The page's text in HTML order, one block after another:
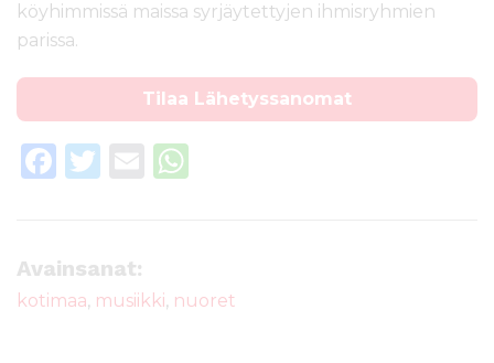
köyhimmissä maissa syrjäytettyjen ihmisryhmien
parissa.
Tilaa Lähetyssanomat
F
e
b
T
te
r
E
A
Avainsanat:
kotimaa, musiikki, nuoret